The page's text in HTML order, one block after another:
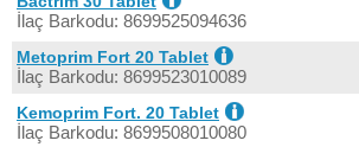
İlaç Barkodu: 8699525094636
Metoprim Fort 20 Tablet
İlaç Barkodu: 8699523010089
Kemoprim Fort. 20 Tablet
İlaç Barkodu: 8699508010080